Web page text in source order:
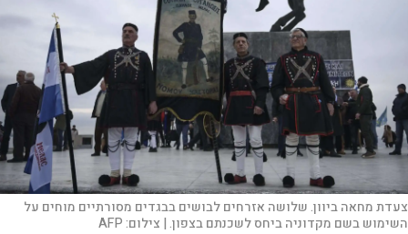
צעדת מחאה ביוון. שלושה אזרחים לבושים בבגדים מסורתיים מוחים על
השימוש בשם מקדוניה ביחס לשכנתם בצפון. | צילום:AFP